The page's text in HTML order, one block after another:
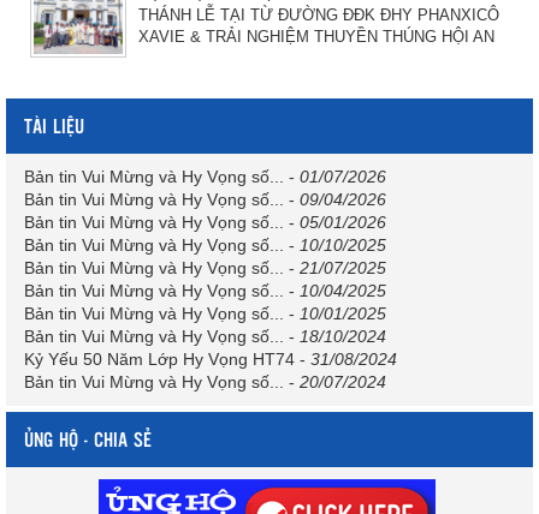
THÁNH LỄ TẠI TỪ ĐƯỜNG ĐĐK ĐHY PHANXICÔ
XAVIE & TRẢI NGHIỆM THUYỀN THÚNG HỘI AN
TÀI LIỆU
Bản tin Vui Mừng và Hy Vọng số... - 01/07/2026
Bản tin Vui Mừng và Hy Vọng số... - 09/04/2026
Bản tin Vui Mừng và Hy Vọng số... - 05/01/2026
Bản tin Vui Mừng và Hy Vọng số... - 10/10/2025
Bản tin Vui Mừng và Hy Vọng số... - 21/07/2025
Bản tin Vui Mừng và Hy Vọng số... - 10/04/2025
Bản tin Vui Mừng và Hy Vọng số... - 10/01/2025
Bản tin Vui Mừng và Hy Vọng số... - 18/10/2024
Kỷ Yếu 50 Năm Lớp Hy Vọng HT74 - 31/08/2024
Bản tin Vui Mừng và Hy Vọng số... - 20/07/2024
ỦNG HỘ - CHIA SẺ